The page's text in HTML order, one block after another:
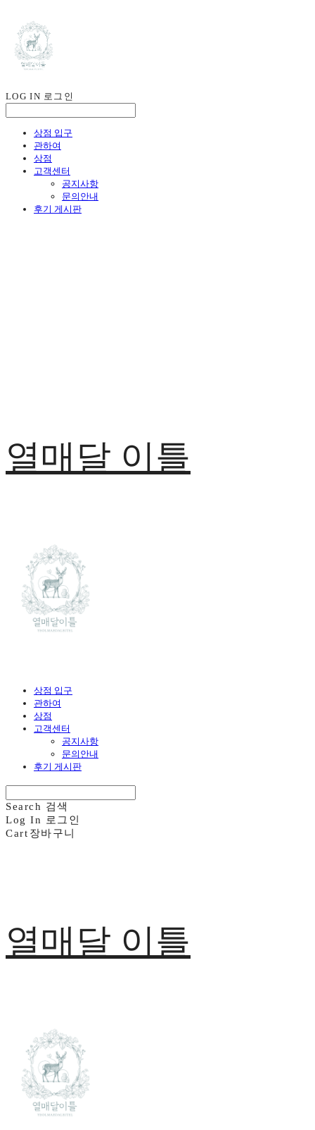
LOG IN 로그인
상점 입구
관하여
상점
고객센터
공지사항
문의안내
후기 게시판
열매달 이틀
상점 입구
관하여
상점
고객센터
공지사항
문의안내
후기 게시판
Search 검색
Log In
로그인
Cart 장바구니
열매달 이틀